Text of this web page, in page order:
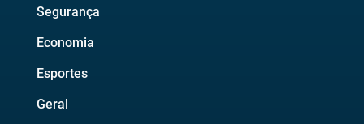
Segurança
Economia
Esportes
Geral